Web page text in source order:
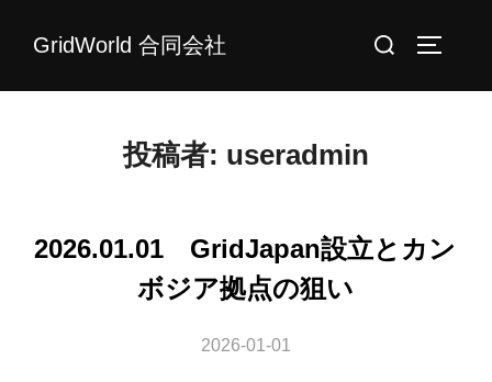
GridWorld 合同会社
検
対
投稿者: useradmin
2026.01.01 GridJapan設立とカン
ボジア拠点の狙い
2026-01-01